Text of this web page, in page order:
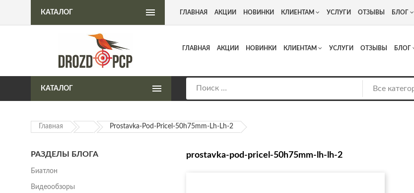
Интернет-магазин пневматического оружия Адрес: г. Москва, Люберцы, Котельнический проезд 13
ГЛАВНАЯ АКЦИИ НОВИНКИ КЛИЕНТАМ УСЛУГИ ОТЗЫВЫ БЛОГ
КАТАЛОГ
КАТАЛОГ ГЛАВНАЯ АКЦИИ НОВИНКИ КЛИЕНТАМ УСЛУГИ ОТЗЫВЫ БЛОГ
Главная Prostavka-Pod-Pricel-50h75mm-Lh-Lh-2
prostavka-pod-pricel-50h75mm-lh-lh-2
РАЗДЕЛЫ БЛОГА
Биатлон
Видеообзоры